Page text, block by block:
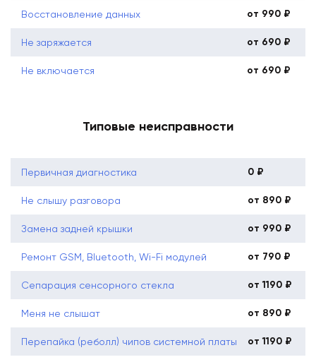
Восстановление данных от 990 ₽
Не заряжается от 690 ₽
Не включается от 690 ₽
Типовые неисправности
Первичная диагностика 0 ₽
Не слышу разговора от 890 ₽
Замена задней крышки от 990 ₽
Ремонт GSM, Bluetooth, Wi-Fi модулей от 790 ₽
Сепарация сенсорного стекла от 1190 ₽
Меня не слышат от 890 ₽
Перепайка (реболл) чипов системной платы от 1190 ₽